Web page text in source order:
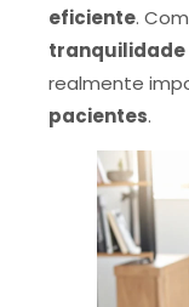
eficiente.
tranquilidade
realmente
pacientes.